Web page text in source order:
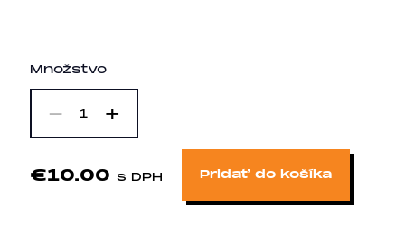
Množstvo
- 1 +
€10.00 s DPH Pridať do košíka